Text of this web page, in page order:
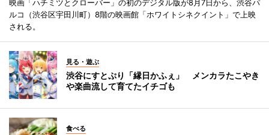
映画「ハチミツとクローバー」の初のデジタル版が8月7日から、渋谷パ
ルコ（渋谷区宇田川町）8階の映画館「ホワイトシネクイント」で上映
される。
見る・遊ぶ
渋谷にすとぷり「縁日かふぇ」 メンカラたこやき
や楽曲流して育てたイチゴも
食べる